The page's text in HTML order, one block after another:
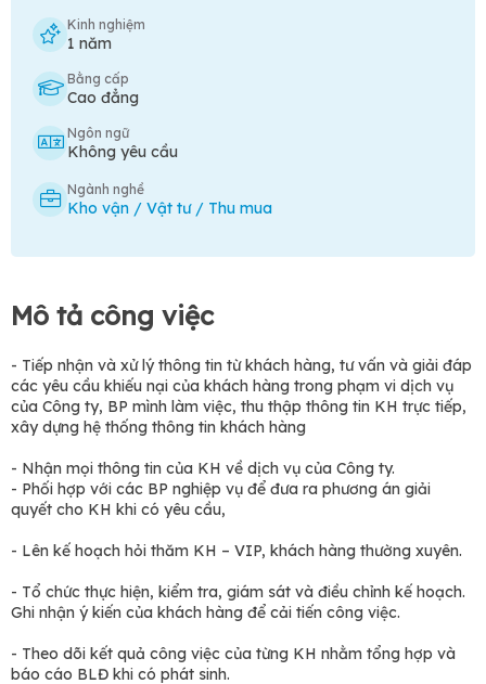
Kinh nghiệm
1 năm
Bằng cấp
Cao đẳng
Ngôn ngữ
Không yêu cầu
Ngành nghề
Kho vận / Vật tư / Thu mua
Mô tả công việc
- Tiếp nhận và xử lý thông tin từ khách hàng, tư vấn và giải đáp
các yêu cầu khiếu nại của khách hàng trong phạm vi dịch vụ
của Công ty, BP mình làm việc, thu thập thông tin KH trực tiếp,
xây dựng hệ thống thông tin khách hàng
- Nhận mọi thông tin của KH về dịch vụ của Công ty.
- Phối hợp với các BP nghiệp vụ để đưa ra phương án giải
quyết cho KH khi có yêu cầu,
- Lên kế hoạch hỏi thăm KH – VIP, khách hàng thường xuyên.
- Tổ chức thực hiện, kiểm tra, giám sát và điều chỉnh kế hoạch.
Ghi nhận ý kiến của khách hàng để cải tiến công việc.
- Theo dõi kết quả công việc của từng KH nhằm tổng hợp và
báo cáo BLĐ khi có phát sinh.